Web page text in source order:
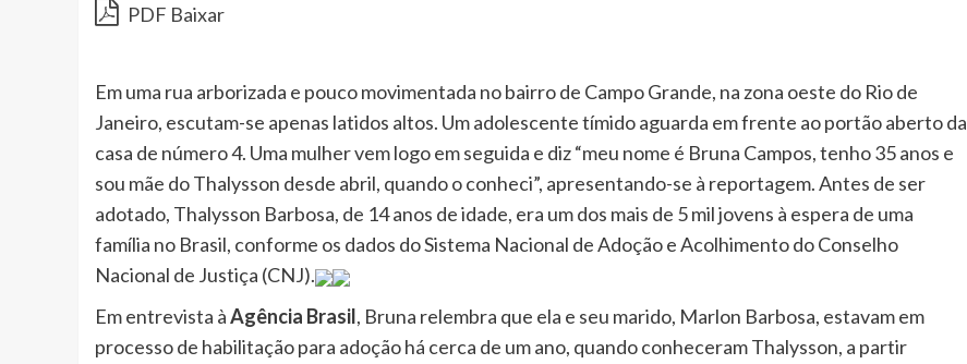
PDF Baixar
Em uma rua arborizada e pouco movimentada no bairro de Campo Grande, na zona oeste do Rio de
Janeiro, escutam-se apenas latidos altos. Um adolescente tímido aguarda em frente ao portão aberto da
casa de número 4. Uma mulher vem logo em seguida e diz “meu nome é Bruna Campos, tenho 35 anos e
sou mãe do Thalysson desde abril, quando o conheci”, apresentando-se à reportagem. Antes de ser
adotado, Thalysson Barbosa, de 14 anos de idade, era um dos mais de 5 mil jovens à espera de uma
família no Brasil, conforme os dados do Sistema Nacional de Adoção e Acolhimento do Conselho
Nacional de Justiça (CNJ).
Em entrevista àAgência Brasil, Bruna relembra que ela e seu marido, Marlon Barbosa, estavam em
processo de habilitação para adoção há cerca de um ano, quando conheceram Thalysson, a partir